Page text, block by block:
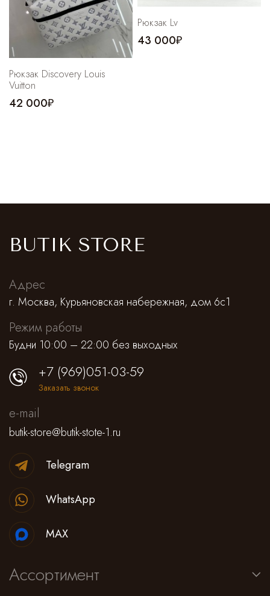
Рюкзак Discovery Louis
Vuitton
42 000₽
Рюкзак Lv
43 000₽
BUTIK STORE
Адрес
г. Москва, Курьяновская набережная, дом 6с1
Режим работы
Будни 10:00 – 22:00 без выходных
Ассортимент
+7 (969)051-03-59
Заказать звонок
e-mail
butik-store@butik-stote-1.ru
Telegram
WhatsApp
MAX